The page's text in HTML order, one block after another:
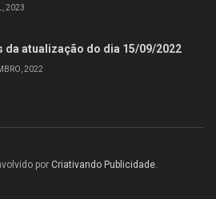
2023
da atualização do dia 15/09/2022
2022
por Criativando Publicidade.